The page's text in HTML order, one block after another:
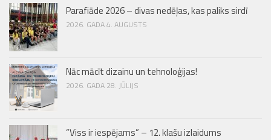
Parafiāde 2026 – divas nedēļas, kas paliks sirdī
2026. GADA 4. AUGUSTS
Nāc mācīt dizainu un tehnoloģijas!
2026. GADA 28. JŪLIJS
“Viss ir iespējams” – 12. klašu izlaidums